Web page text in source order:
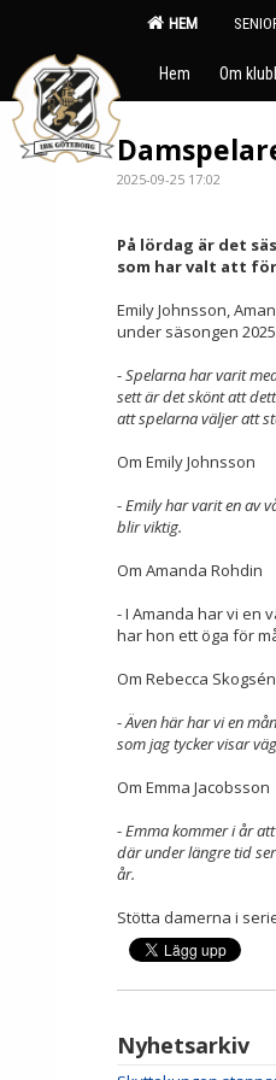
HEM
Hem Om
2025-09-25 17:02
På lördag är det
som har valt att
Emily Johnsson,
under säsongen
-Spelarna har varit
sett är det skönt att
att spelarna väljer att
Om Emily Johnsson
-Emily har varit en av
blir viktig.
Om Amanda Rohdin
- I Amanda har vi en
har hon ett öga för
Om Rebecca Skogsén
-Även här har vi en
som jag tycker visar
Om Emma Jacobsson
-Emma kommer i år
där under längre tid
år.
Stötta damerna i
Nyhetsarkiv